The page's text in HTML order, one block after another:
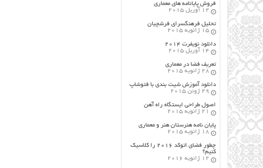
فروش پایانامه های معماری
12 آوریل 2015
تحلیل فرهنگسرای فرشچیان
15 ژانویه 2015
دانلود نویفرت ۲۰۱۴
14 آوریل 2015
تعریف فضا در معماری
28 ژانویه 2015
دانلود آموزش شیت بندی با فتوشاپ
29 ژوئن 2015
اصول طراحي ایستگاه راه آهن
21 ژانویه 2015
پایان نامه هنرستان هنر و معماري
18 ژانویه 2015
چطور فضای اتوکد ۲۰۱۶ را کلاسیک
کنیم؟
12 ژانویه 2016